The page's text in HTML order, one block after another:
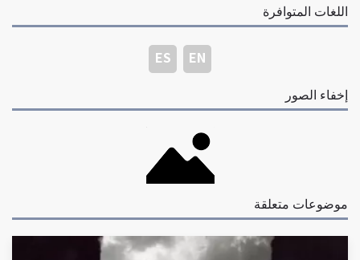
اللغات المتوافرة
EN
ES
إخفاء الصور
موضوعات متعلقة